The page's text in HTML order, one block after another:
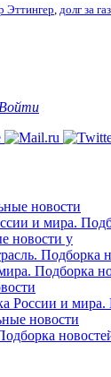
Эттингер, долг за газ
Войти
новости
и мира.
новости у
Подборка
Подборка
России и
новости